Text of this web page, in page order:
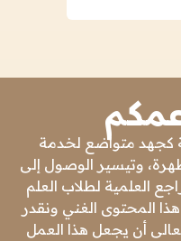
كجهد متواضع لخدمة
وتيسير الوصول إلى
العلمية لطلاب العلم
المحتوى الغني ونقدر
أن يجعل هذا العمل